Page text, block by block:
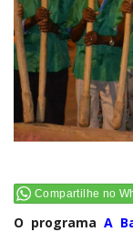
Compartilhe no
O programaA